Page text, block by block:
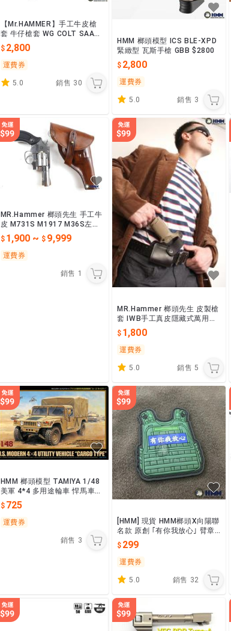
【Mr.HAMMER】手工牛皮槍
套 牛仔槍套 WG COLT SAA左
輪手槍 1887美國中折+槍套D
款單邊牛仔熱銷版
2,800
運費券
5.0 銷售 30
HMM 榔頭模型 ICS BLE-XPD
緊緻型 瓦斯手槍 GBB $2800
2,800
運費券
5.0 銷售 3
MR.Hammer 榔頭先生 手工牛
皮 M731S M1917 M36S左輪
2.5吋/4吋適用 印第安納瓊斯
法櫃奇兵
1,900 ~ 9,999
運費券
銷售 1
MR.Hammer 榔頭先生 皮製槍
套 IWB手工真皮隱藏式萬用槍
1,800
運費券
5.0 銷售 5
HMM 榔頭模型 TAMIYA 1/48
美軍 4*4 多用途輪車 悍馬車
$725~32563
725
運費券
銷售 3
[HMM] 現貨 HMM榔頭X向陽聯
名款 原創 ｢有你我放心｣ 臂章
(黃埔軍魂 防彈板門)
299
運費券
5.0 銷售 32